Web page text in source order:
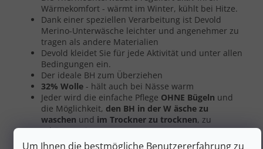
Um Ihnen die bestmögliche Benutzererfahrung zu
Wärmekomfort - wärmt im Winter, kühlt bei Hitze.
Dank einer speziellen Verarbeitung ist Devold
Merino-Unterwäsche leichter und angenehmer zu
tragen als andere Materialien
Devold kleidet Sie für jede Aktivität und unter allen
Bedingungen ein.
Der ideale BH zum Überziehen
32% Wolle - hält auch bei Nässe warm
Jeder wird die einfache Pflege OHNE Bügeln und
die Möglichkeit, den BH in der W äsche zu
waschen und im Trockner zu trocknen, zu
schätzen wissen